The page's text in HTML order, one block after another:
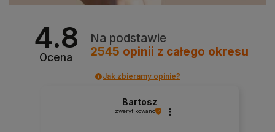
4.8
Ocena
Na podstawie
2545 opinii z całego okresu
Jak zbieramy opinie?
Bartosz
zweryfikowano